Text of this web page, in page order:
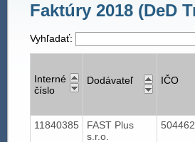
Faktúry 2018 (DeD
Vyhľadať:
Interné
číslo
Dodávateľ IČO
11840385
FAST Plus
s.r.o.